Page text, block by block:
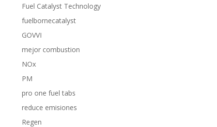
Fuel Catalyst Technology
fuelbornecatalyst
GOVVI
mejor combustion
NOx
PM
pro one fuel tabs
reduce emisiones
Regen